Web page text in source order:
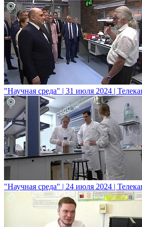
"Научная среда" | 31 июля 2024 |
"Научная среда" | 24 июля 2024 |